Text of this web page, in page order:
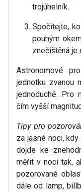
trojúhelník.
Spočítejte,
pouhým
znečištěná je
Astronomové
jednotku zvanou
jednoduché. Pro
čím vyšší
Tipy pro
za jasné noci,
dojde ke
měřit v noci tak,
pozorované
dále od lamp,